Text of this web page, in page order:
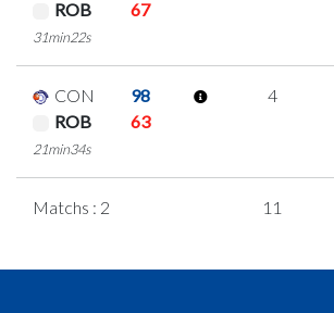
ROB
67
31min22s
CON
98
ROB
63
21min34s
4
Matchs : 2 11